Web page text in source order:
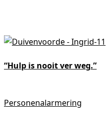
“Hulp is nooit ver weg.”
Personenalarmering